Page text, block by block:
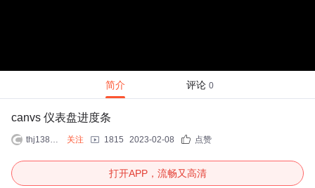
简介 评论 0
canvs 仪表盘进度条
thj13896076523 关注 1815 2023-02-08 点赞
打开APP，流畅又高清